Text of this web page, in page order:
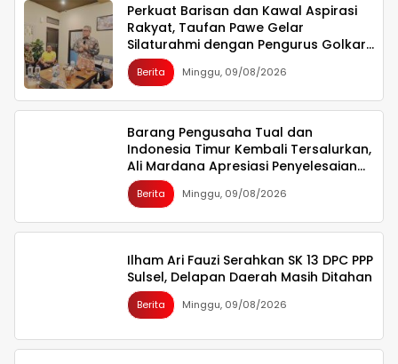
Perkuat Barisan dan Kawal Aspirasi
Rakyat, Taufan Pawe Gelar
Silaturahmi dengan Pengurus Golkar
Parepare
Berita Minggu, 09/08/2026
Barang Pengusaha Tual dan
Indonesia Timur Kembali Tersalurkan,
Ali Mardana Apresiasi Penyelesaian
Afid Logistik dan Tanto Intim Line
Berita Minggu, 09/08/2026
Ilham Ari Fauzi Serahkan SK 13 DPC PPP
Sulsel, Delapan Daerah Masih Ditahan
Berita Minggu, 09/08/2026